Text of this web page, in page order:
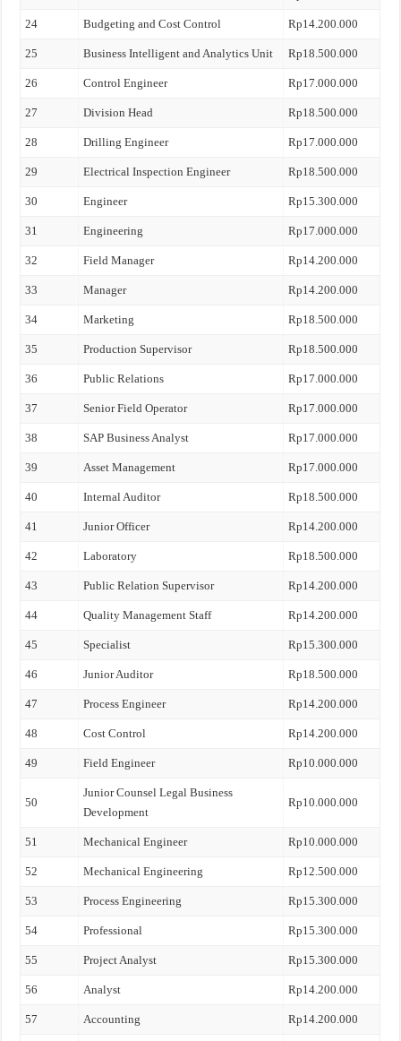
24 Budgeting and Cost Control Rp14.200.000
25 Business Intelligent and Analytics Unit Rp18.500.000
26 Control Engineer Rp17.000.000
27 Division Head Rp18.500.000
28 Drilling Engineer Rp17.000.000
29 Electrical Inspection Engineer Rp18.500.000
30 Engineer Rp15.300.000
31 Engineering Rp17.000.000
32 Field Manager Rp14.200.000
33 Manager Rp14.200.000
34 Marketing Rp18.500.000
35 Production Supervisor Rp18.500.000
36 Public Relations Rp17.000.000
37 Senior Field Operator Rp17.000.000
38 SAP Business Analyst Rp17.000.000
39 Asset Management Rp17.000.000
40 Internal Auditor Rp18.500.000
41 Junior Officer Rp14.200.000
42 Laboratory Rp18.500.000
43 Public Relation Supervisor Rp14.200.000
44 Quality Management Staff Rp14.200.000
45 Specialist Rp15.300.000
46 Junior Auditor Rp18.500.000
47 Process Engineer Rp14.200.000
48 Cost Control Rp14.200.000
49 Field Engineer Rp10.000.000
50
Junior Counsel Legal Business
Development
Rp10.000.000
51 Mechanical Engineer Rp10.000.000
52 Mechanical Engineering Rp12.500.000
53 Process Engineering Rp15.300.000
54 Professional Rp15.300.000
55 Project Analyst Rp15.300.000
56 Analyst Rp14.200.000
57 Accounting Rp14.200.000